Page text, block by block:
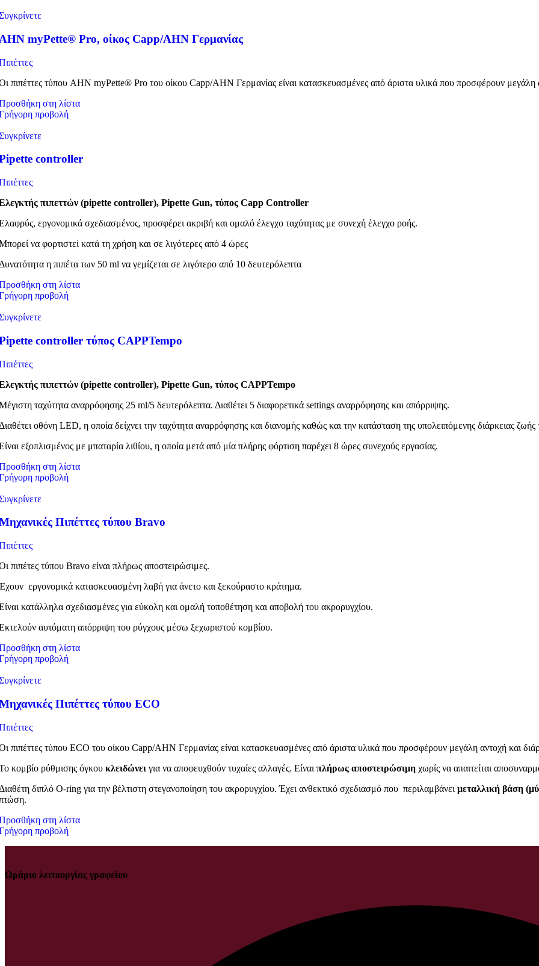
myPette® Pro, οίκος Capp/AHN Γερμανίας
πιπέττες τύπου AHN myPette® Pro του οίκου Capp/AHN Γερμανίας είναι κατασκευασμένες από άριστα υλικά που προσφέρουν μεγάλη
στη λίστα
προβολή
controller
πιπεττών (pipette controller), Pipette Gun, τύπος Capp Controller
εργονομικά σχεδιασμένος, προσφέρει ακριβή και ομαλό έλεγχο ταχύτητας με συνεχή έλεγχο ροής.
να φορτιστεί κατά τη χρήση και σε λιγότερες από 4 ώρες
η πιπέτα των 50 ml να γεμίζεται σε λιγότερο από 10 δευτερόλεπτα
στη λίστα
προβολή
controller τύπος CAPPTempo
πιπεττών (pipette controller), Pipette Gun, τύπος CAPPTempo
ταχύτητα αναρρόφησης 25 ml/5 δευτερόλεπτα. Διαθέτει 5 διαφορετικά settings αναρρόφησης και απόρριψης.
οθόνη LED, η οποία δείχνει την ταχύτητα αναρρόφησης και διανομής καθώς και την κατάσταση της υπολειπόμενης διάρκειας ζωής
εξοπλισμένος με μπαταρία λιθίου, η οποία μετά από μία πλήρης φόρτιση παρέχει 8 ώρες συνεχούς εργασίας.
στη λίστα
προβολή
Πιπέττες τύπου Bravo
πιπέτες τύπου Bravo είναι πλήρως αποστειρώσιμες.
εργονομικά κατασκευασμένη λαβή για άνετο και ξεκούραστο κράτημα.
κατάλληλα σχεδιασμένες για εύκολη και ομαλή τοποθέτηση και αποβολή του ακρορυγχίου.
αυτόματη απόρριψη του ρύγχους μέσω ξεχωριστού κομβίου.
στη λίστα
προβολή
Πιπέττες τύπου ECO
πιπέττες τύπου ECO του οίκου Capp/AHN Γερμανίας είναι κατασκευασμένες από άριστα υλικά που προσφέρουν μεγάλη αντοχή και
κομβίο ρύθμισης όγκου κλειδώνει για να αποφευχθούν τυχαίες αλλαγές. Είναι πλήρως αποστειρώσιμη χωρίς να απαιτείται
διπλό O-ring για την βέλτιστη στεγανοποίηση του ακρορυγχίου. Έχει ανθεκτικό σχεδιασμό που περιλαμβάνει μεταλλική βάση
στη λίστα
προβολή
Ωράριο λειτουργίας γραφείου